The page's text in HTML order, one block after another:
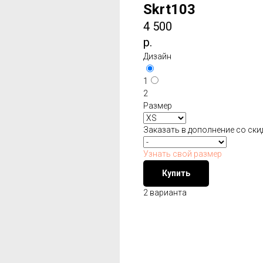
Skrt103
4 500
р.
Дизайн
1
2
Размер
Заказать в дополнение со
Узнать свой размер
Купить
2 варианта